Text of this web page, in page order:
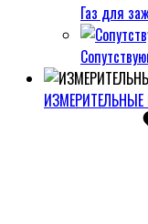
Газ для